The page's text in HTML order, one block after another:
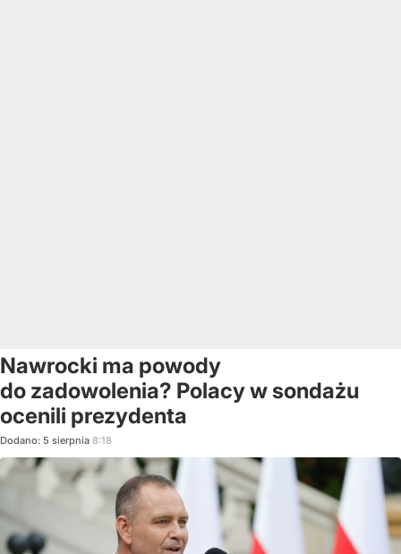
Nawrocki ma powody
do zadowolenia? Polacy w sondażu
ocenili prezydenta
Dodano: 5 sierpnia 8:18